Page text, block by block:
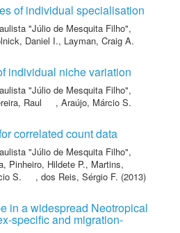
of individual specialisation
"Júlio de Mesquita Filho",
Daniel I., Layman, Craig A.
individual niche variation
"Júlio de Mesquita Filho",
Raul , Araújo, Márcio S.
correlated count data
"Júlio de Mesquita Filho",
, Pinheiro, Hildete P., Martins,
S. , dos Reis, Sérgio F. (2013)
in a widespread Neotropical
specific and migration-